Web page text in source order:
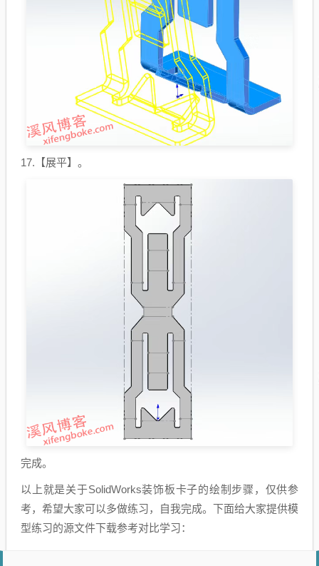
17.【展平】。
完成。
以上就是关于SolidWorks装饰板卡子的绘制步骤，仅供参
考，希望大家可以多做练习，自我完成。下面给大家提供模
型练习的源文件下载参考对比学习：